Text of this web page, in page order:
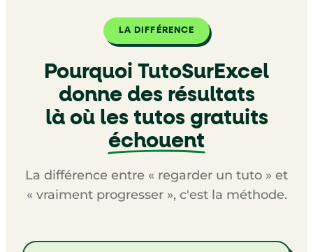
LA DIFFÉRENCE
Pourquoi TutoSurExcel
donne des résultats
là où les tutos gratuits
échouent
La différence entre « regarder un tuto » et
« vraiment progresser », c'est la méthode.